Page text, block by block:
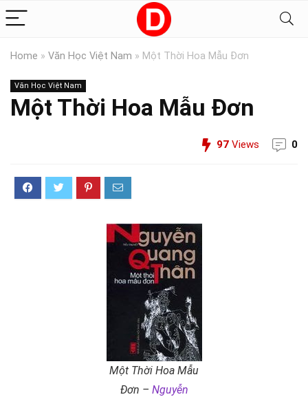
Home » Văn Học Việt Nam » Một Thời Hoa Mẫu Đơn
Văn Học Việt Nam
Một Thời Hoa Mẫu Đơn
97 Views 0
Một Thời Hoa Mẫu
Đơn – Nguyễn